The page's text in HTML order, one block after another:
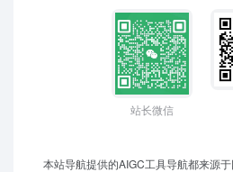
站长微信
本站导航提供的AIGC工具导航都来源